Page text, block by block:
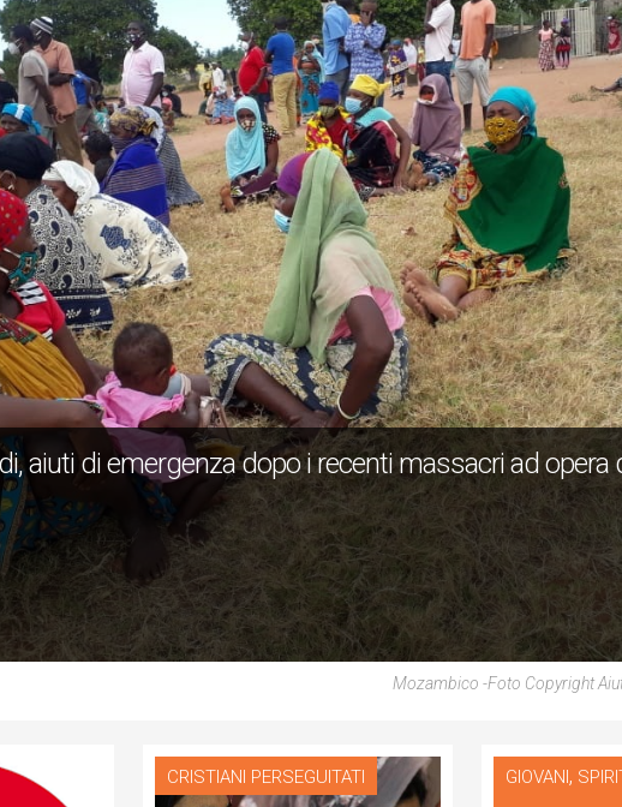
aiuti di emergenza dopo i recenti massacri ad opera
Mozambico -Foto Copyright
CRISTIANI PERSEGUITATI GIOVANI,